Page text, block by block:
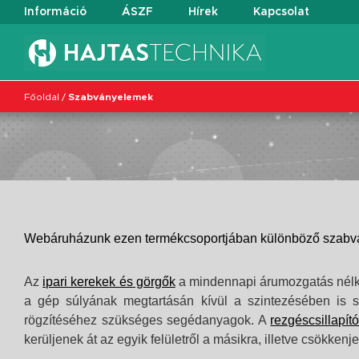
Információ ÁSZF Hírek Kapcsolat
Főoldal / Szabványelemek
Webáruházunk ezen termékcsoportjában különböző
Az ipari kerekek és görgőka mindennapi árumozgatás
a gép súlyának megtartásán kívül a szintezésében is
rögzítéséhez szükséges segédanyagok. A
kerüljenek át az egyik felületről a másikra, illetve